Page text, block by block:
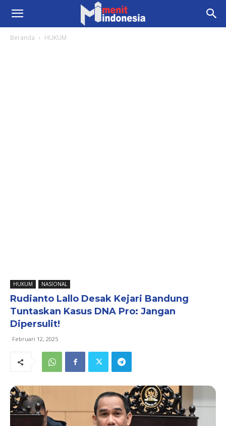
Beranda HUKUM
HUKUM NASIONAL
Rudianto Lallo Desak Kejari Bandung
Tuntaskan Kasus DNA Pro: Jangan
Dipersulit!
Februari 12, 2025